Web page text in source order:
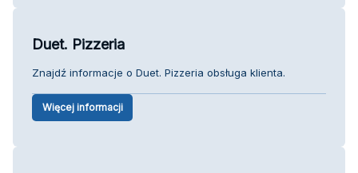
Duet. Pizzeria
Znajdź informacje o Duet. Pizzeria obsługa klienta.
Więcej informacji